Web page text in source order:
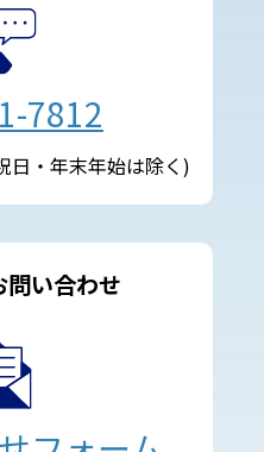
7812
・年末年始は除く)
問い合わせ